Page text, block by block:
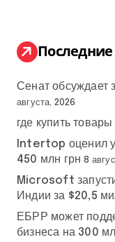
:
Сенат обсуждает
августа, 2026
где купить
Intertop оценил
450 млн грн 8
Microsoft
Индии за $20,5
ЕБРР может
бизнеса на 300